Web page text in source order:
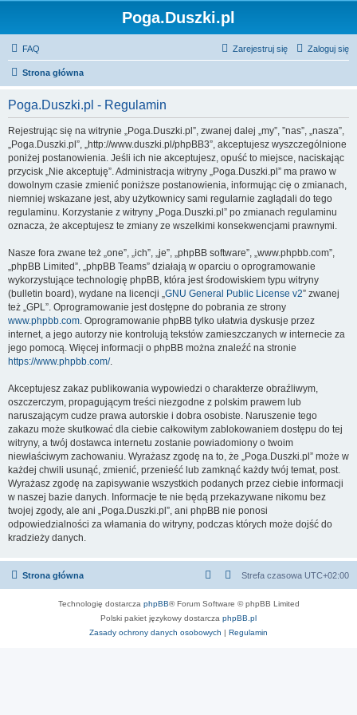
Poga.Duszki.pl
FAQ Zaloguj się
Zarejestruj się
Strona główna
Poga.Duszki.pl - Regulamin
Rejestrując się na witrynie „Poga.Duszki.pl”, zwanej dalej „my”, ”nas”, „nasza”,
„Poga.Duszki.pl”, „http://www.duszki.pl/phpBB3”, akceptujesz wyszczególnione
poniżej postanowienia. Jeśli ich nie akceptujesz, opuść to miejsce, naciskając
przycisk „Nie akceptuję”. Administracja witryny „Poga.Duszki.pl” ma prawo w
dowolnym czasie zmienić poniższe postanowienia, informując cię o zmianach,
niemniej wskazane jest, aby użytkownicy sami regularnie zaglądali do tego
regulaminu. Korzystanie z witryny „Poga.Duszki.pl” po zmianach regulaminu
oznacza, że akceptujesz te zmiany ze wszelkimi konsekwencjami prawnymi.
Nasze fora zwane też „one”, „ich”, „je”, „phpBB software”, „www.phpbb.com”,
„phpBB Limited”, „phpBB Teams” działają w oparciu o oprogramowanie
wykorzystujące technologię phpBB, która jest środowiskiem typu witryny
(bulletin board), wydane na licencji „GNU General Public License v2” zwanej
też „GPL”. Oprogramowanie jest dostępne do pobrania ze strony
www.phpbb.com. Oprogramowanie phpBB tylko ułatwia dyskusje przez
internet, a jego autorzy nie kontrolują tekstów zamieszczanych w internecie za
jego pomocą. Więcej informacji o phpBB można znaleźć na stronie
https://www.phpbb.com/.
Akceptujesz zakaz publikowania wypowiedzi o charakterze obraźliwym,
oszczerczym, propagującym treści niezgodne z polskim prawem lub
naruszającym cudze prawa autorskie i dobra osobiste. Naruszenie tego
zakazu może skutkować dla ciebie całkowitym zablokowaniem dostępu do tej
witryny, a twój dostawca internetu zostanie powiadomiony o twoim
niewłaściwym zachowaniu. Wyrażasz zgodę na to, że „Poga.Duszki.pl” może w
każdej chwili usunąć, zmienić, przenieść lub zamknąć każdy twój temat, post.
Wyrażasz zgodę na zapisywanie wszystkich podanych przez ciebie informacji
w naszej bazie danych. Informacje te nie będą przekazywane nikomu bez
twojej zgody, ale ani „Poga.Duszki.pl”, ani phpBB nie ponosi
odpowiedzialności za włamania do witryny, podczas których może dojść do
kradzieży danych.
Strona główna Strefa czasowa UTC+02:00
Technologię dostarcza phpBB® Forum Software © phpBB Limited
Polski pakiet językowy dostarcza phpBB.pl
Zasady ochrony danych osobowych | Regulamin